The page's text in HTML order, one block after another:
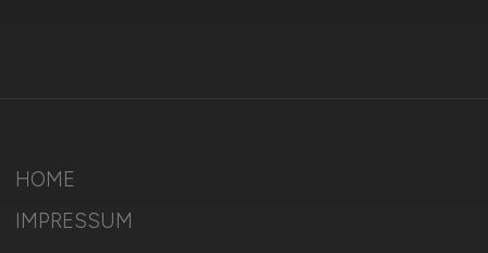
HOME
IMPRESSUM